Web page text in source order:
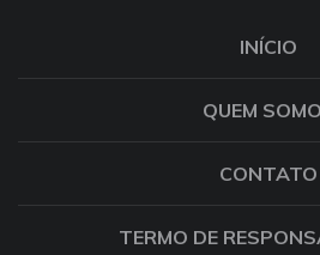
INÍCIO
QUEM
CONTATO
TERMO DE